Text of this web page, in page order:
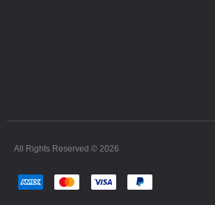
All Rights Reserved © 2026